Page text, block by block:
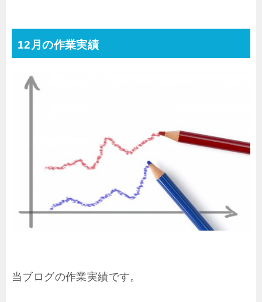
12月の作業実績
当ブログの作業実績です。